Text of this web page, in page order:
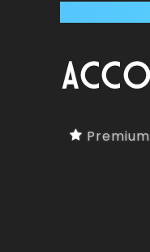
Premium